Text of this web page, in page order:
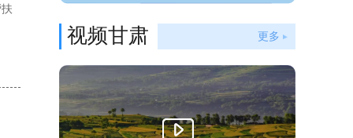
视频甘肃 更多